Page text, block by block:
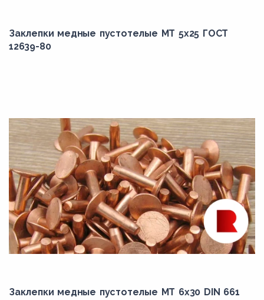
Заклепки медные пустотелые МТ 5х25 ГОСТ
12639-80
Заклепки медные пустотелые МТ 6х30 DIN 661